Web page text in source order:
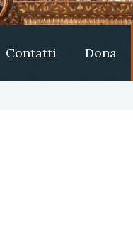
Contatti Dona